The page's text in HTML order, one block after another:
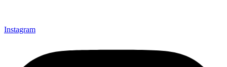
Instagram